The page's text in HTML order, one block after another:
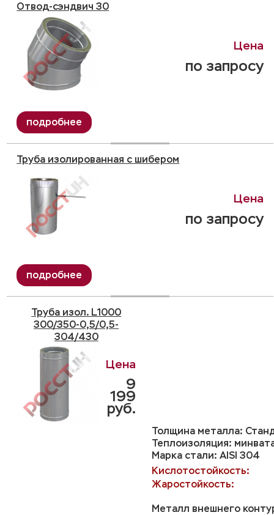
Отвод-сэндвич 30
по запросу
Труба изолированная с шибером
по запросу
Труба изол. L1000
300/350-0,5/0,5-
304/430
Толщина металла:
Теплоизоляция:
Марка стали: AISI 304
Кислотостойкость:
Жаростойкость:
Металл внешнего
9
199
руб.